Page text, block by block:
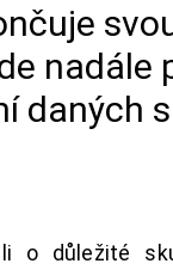
nadále
daných
o důležité